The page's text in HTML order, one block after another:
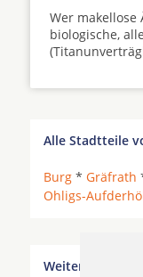
Wer makellose
biologische,
Alle Stadtteile
Burg * Gräfrath
Ohligs-
Weitere Orte in